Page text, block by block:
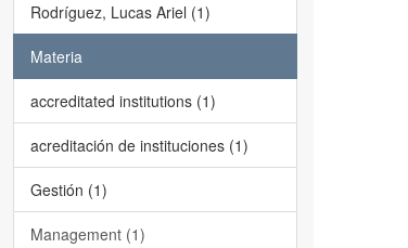
Rodríguez, Lucas Ariel (1)
Materia
accreditated institutions (1)
acreditación de instituciones (1)
Gestión (1)
Management (1)